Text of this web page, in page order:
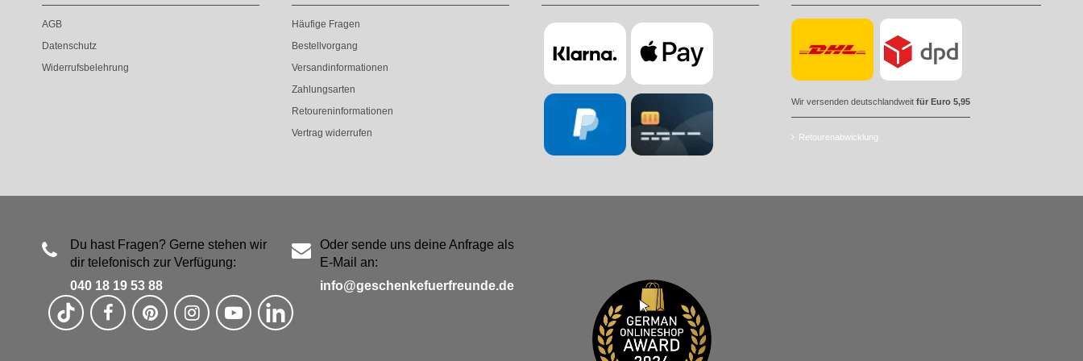
AGB
Datenschutz
Widerrufsbelehrung
Häufige Fragen
Bestellvorgang
Versandinformationen
Zahlungsarten
Retoureninformationen
Vertrag widerrufen
Wir versenden deutschlandweit für Euro 5,95
Retourenabwicklung
Du hast Fragen? Gerne stehen wir
dir telefonisch zur Verfügung:
040 18 19 53 88
Oder sende uns deine Anfrage als
E-Mail an:
info@geschenkefuerfreunde.de